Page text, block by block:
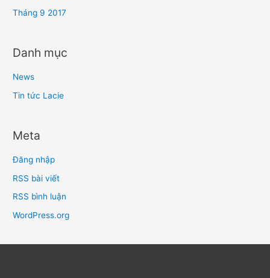
Tháng 9 2017
Danh mục
News
Tin tức Lacie
Meta
Đăng nhập
RSS bài viết
RSS bình luận
WordPress.org